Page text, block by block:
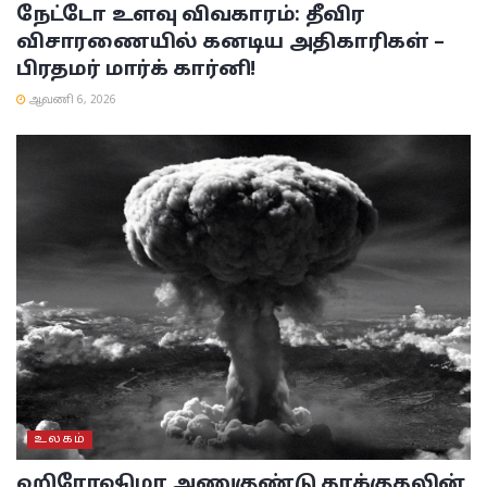
நேட்டோ உளவு விவகாரம்: தீவிர
விசாரணையில் கனடிய அதிகாரிகள் –
பிரதமர் மார்க் கார்னி!
ஆவணி 6, 2026
உலகம்